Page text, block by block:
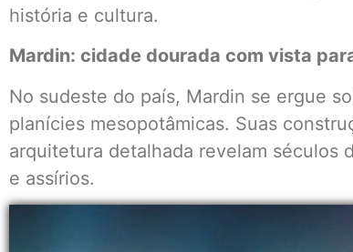
história e cultura.
Mardin: cidade dourada com vista
No sudeste do país, Mardin se ergue
planícies mesopotâmicas. Suas
arquitetura detalhada revelam séculos
e assírios.